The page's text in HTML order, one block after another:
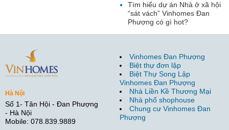
Tìm hiểu dự án Nhà ở xã hội
“sát vách” Vinhomes Đan
Phượng có gì hot?
Hà Nội
Số 1- Tân Hội - Đan Phượng
- Hà Nội
Mobile: 078.839.9889
Vinhomes Đan Phượng
Biệt thự đơn lập
Biệt Thự Song Lập
Vinhomes Đan Phượng
Nhà Liền Kề Thương Mại
Nhà phố shophouse
Chung cư Vinhomes Đan
Phượng